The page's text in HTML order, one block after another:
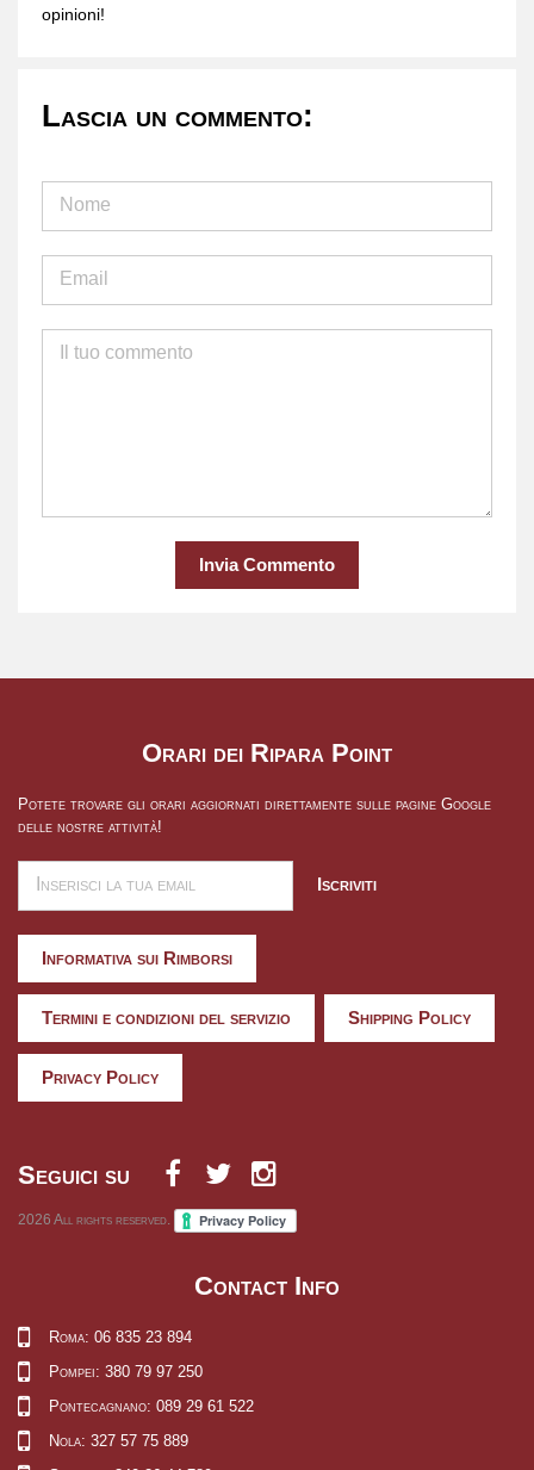
opinioni!
Lascia un commento:
Invia Commento
Orari dei Ripara Point
Potete trovare gli orari aggiornati direttamente sulle pagine Google
delle nostre attività!
Iscriviti
Informativa sui Rimborsi
Termini e condizioni del servizio Shipping Policy
Privacy Policy
Seguici su
2026 All rights reserved.
Contact Info
Roma: 06 835 23 894
Pompei: 380 79 97 250
Pontecagnano: 089 29 61 522
Nola: 327 57 75 889